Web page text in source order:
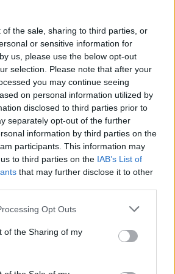
of the sale, sharing to third parties, or
or sensitive information for
us, please use the below opt-out
selection. Please note that after your
you may continue seeing
on personal information utilized by
disclosed to third parties prior to
separately opt-out of the further
information by third parties on the
participants. This information may
to third parties on the IAB’s List of
that may further disclose it to other
app uses one or more Google
or usage behaviour. You may click to
to Google and its third-party tags to
specified purposes in below Google
Opt Outs
of the Sharing of my
delle misure
formazione in tutte le fasi di
rafforzamento di percorsi di
collaborazione con le imprese.
rendere le attività formative
più fragili, superando
linguistiche e logistiche
sostegno, conciliazione e
partecipazione.
l’impiegoin Veneto devono
amministrative e capacità di
personalizzato per rispondere a
a una profilazione qualitativa
per potenziare risultati